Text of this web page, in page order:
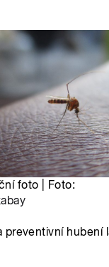
foto | Foto:
preventivní hubení